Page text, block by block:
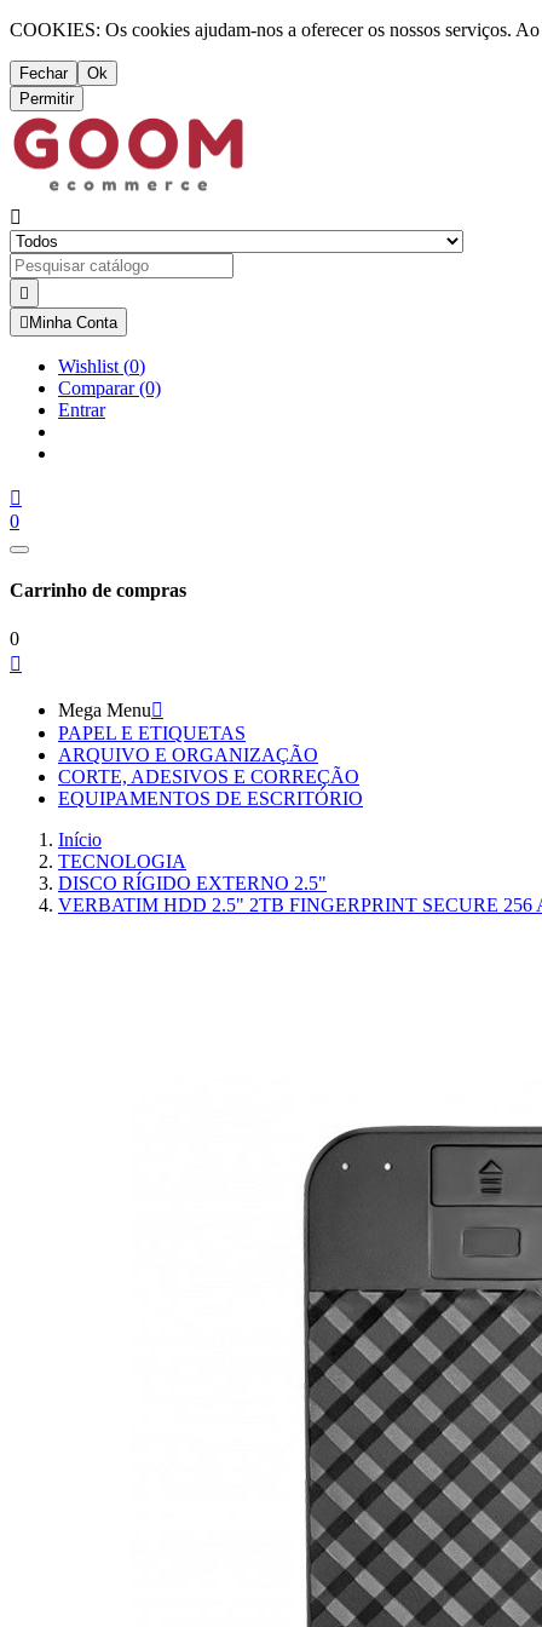
COOKIES: Os cookies ajudam-nos a oferecer os nossos serviços.
Fechar
Ok
Permitir


 Minha Conta
Wishlist (0)
Comparar(0)
Entrar

0
Carrinho de compras
0

Mega Menu
PAPEL E ETIQUETAS
ARQUIVO E ORGANIZAÇÃO
CORTE, ADESIVOS E CORREÇÃO
EQUIPAMENTOS DE ESCRITÓRIO
Início
TECNOLOGIA
DISCO RÍGIDO EXTERNO 2.5"
VERBATIM HDD 2.5" 2TB FINGERPRINT SECURE 256